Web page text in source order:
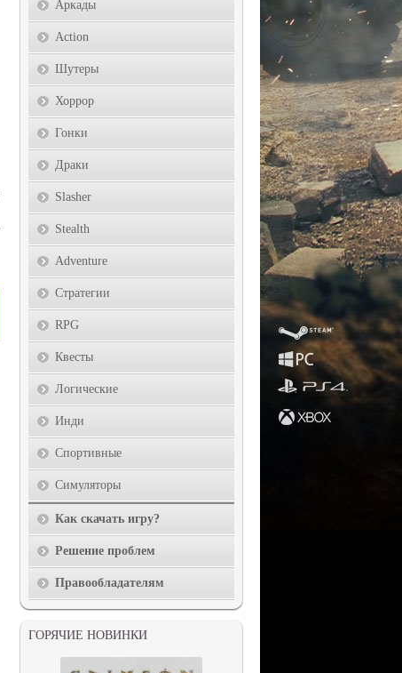
Аркады
Action
Шутеры
Хоррор
Гонки
Драки
Slasher
Stealth
Adventure
Стратегии
RPG
Квесты
Логические
Инди
Спортивные
Симуляторы
Как скачать игру?
Решение проблем
Правообладателям
ГОРЯЧИЕ НОВИНКИ